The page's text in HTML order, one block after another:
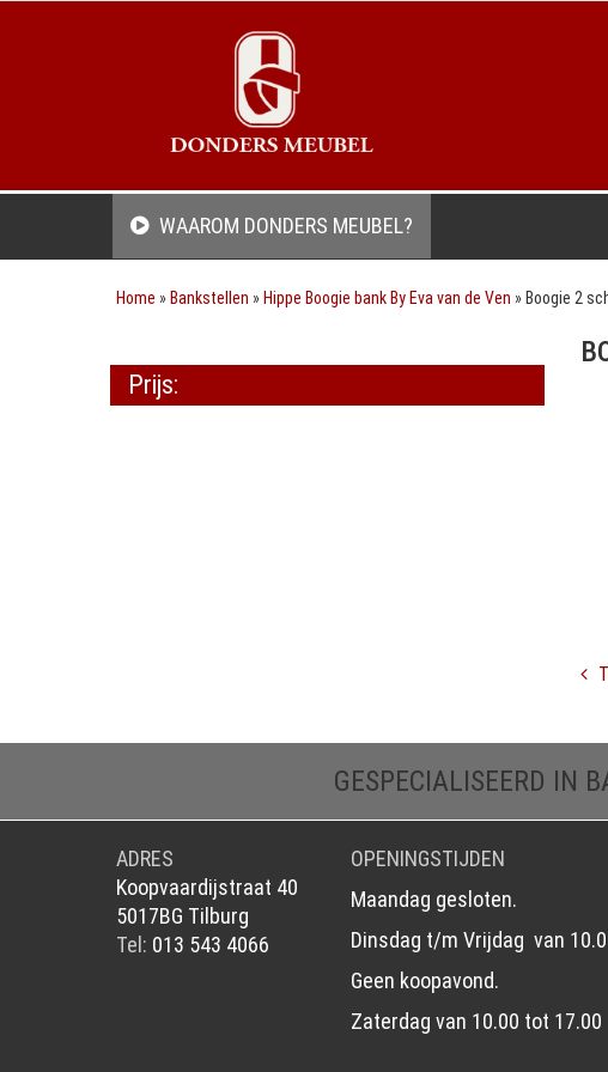
WAAROM DONDERS MEUBEL?
Home » Bankstellen » Hippe Boogie bank By Eva van de Ven » Boogie 2
Prijs:
GESPECIALISEERD IN
ADRES
Koopvaardijstraat 40
5017BG Tilburg
Tel: 013 543 4066
OPENINGSTIJDEN
Maandag gesloten.
Dinsdag t/m Vrijdag van
Geen koopavond.
Zaterdag van 10.00 tot 17.00